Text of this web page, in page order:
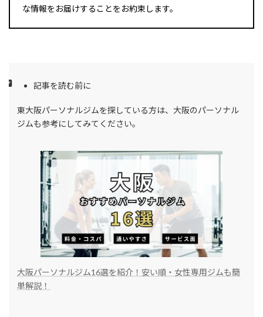
な情報をお届けすることをお約束します。
記事を読む前に
東大阪パーソナルジムを探している方は、大阪のパーソナル
ジムも参考にしてみてください。
大阪パーソナルジム16選を紹介！安い順・女性専用ジムも簡
単解説！